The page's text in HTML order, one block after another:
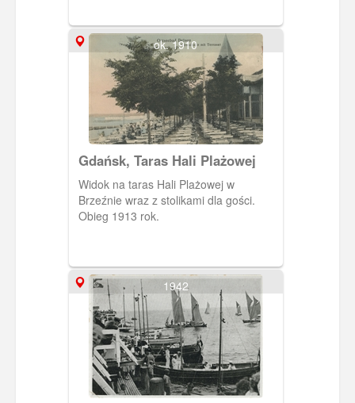
ok. 1910
Gdańsk, Taras Hali Plażowej
Widok na taras Hali Plażowej w
Brzeźnie wraz z stolikami dla gości.
Obieg 1913 rok.
1942